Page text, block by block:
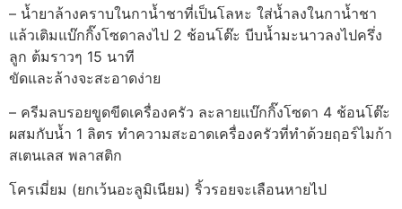
– น้ำยาล้างคราบในกาน้ำชาที่เป็นโลหะ ใส่น้ำลงในกาน้ำชา
แล้วเติมแบ๊กกิ๊งโซดาลงไป 2 ช้อนโต๊ะ บีบน้ำมะนาวลงไปครึ่ง
ลูก ต้มราวๆ 15 นาที
ขัดและล้างจะสะอาดง่าย
– ครีมลบรอยขูดขีดเครื่องครัว ละลายแบ๊กกิ๊งโซดา 4 ช้อนโต๊ะ
ผสมกับน้ำ 1 ลิตร ทำความสะอาดเครื่องครัวที่ทำด้วยฤอร์ไมก้า
สเตนเลส พลาสติก
โครเมี่ยม (ยกเว้นอะลูมิเนียม) ริ้วรอยจะเลือนหายไป